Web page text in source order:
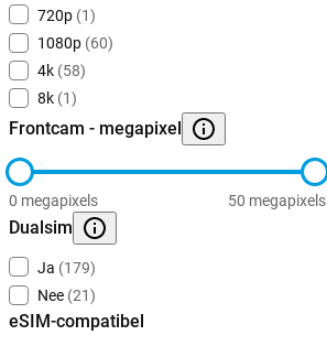
720p (1)
1080p (60)
4k (58)
8k (1)
Frontcam - megapixel
0 megapixels 50 megapixels
Dualsim
Ja (179)
Nee (21)
eSIM-compatibel